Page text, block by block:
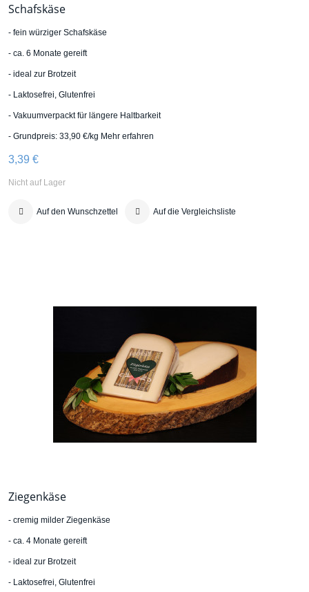
Schafskäse
- fein würziger Schafskäse
- ca. 6 Monate gereift
- ideal zur Brotzeit
- Laktosefrei, Glutenfrei
- Vakuumverpackt für längere Haltbarkeit
- Grundpreis: 33,90 €/kg Mehr erfahren
3,39 €
Nicht auf Lager
Auf den Wunschzettel Auf die Vergleichsliste
Ziegenkäse
- cremig milder Ziegenkäse
- ca. 4 Monate gereift
- ideal zur Brotzeit
- Laktosefrei, Glutenfrei